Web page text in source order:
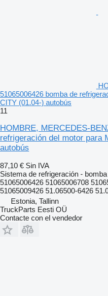
51065006426 bomba de
CITY (01.04-) autobús
11
HOMBRE, MERCEDES-
refrigeración del motor para
autobús
87,10 € Sin IVA
Sistema de refrigeración -
51065006426 51065006708
51065009426 51.06500-6426
Estonia, Tallinn
TruckParts Eesti OÜ
Contacte con el vendedor